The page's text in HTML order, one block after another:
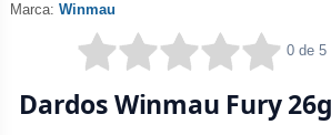
0 de 5
Dardos Winmau Fury
Marca: Winmau